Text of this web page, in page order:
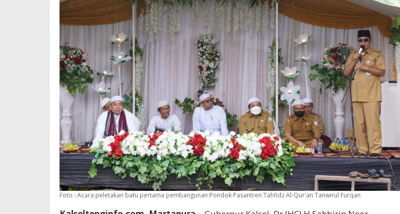
Foto : Acara peletakan batu pertama pembangunan Pondok Pasantren Tahfidz Al-Qur'an Tanwirul Furqan